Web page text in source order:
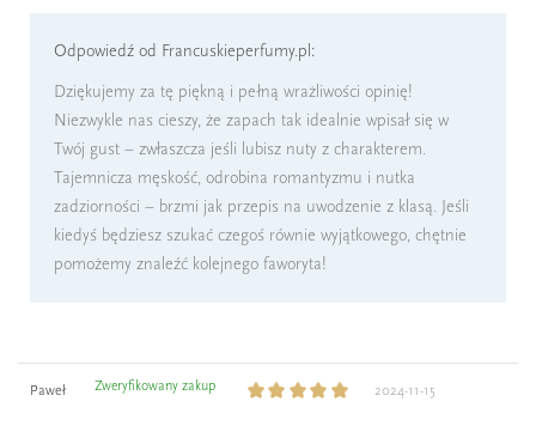
Odpowiedź od Francuskieperfumy.pl:
Dziękujemy za tę piękną i pełną wrażliwości opinię!
Niezwykle nas cieszy, że zapach tak idealnie wpisał się w
Twój gust – zwłaszcza jeśli lubisz nuty z charakterem.
Tajemnicza męskość, odrobina romantyzmu i nutka
zadziorności – brzmi jak przepis na uwodzenie z klasą. Jeśli
kiedyś będziesz szukać czegoś równie wyjątkowego, chętnie
pomożemy znaleźć kolejnego faworyta!
Paweł Zweryfikowany zakup 2024-11-15